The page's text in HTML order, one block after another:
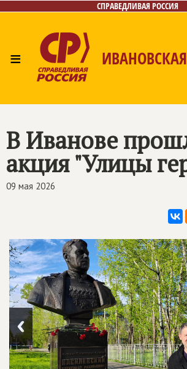
СПРАВЕДЛИВАЯ РОССИЯ
≡
В Иванове
акция "Улицы
09 мая 2026